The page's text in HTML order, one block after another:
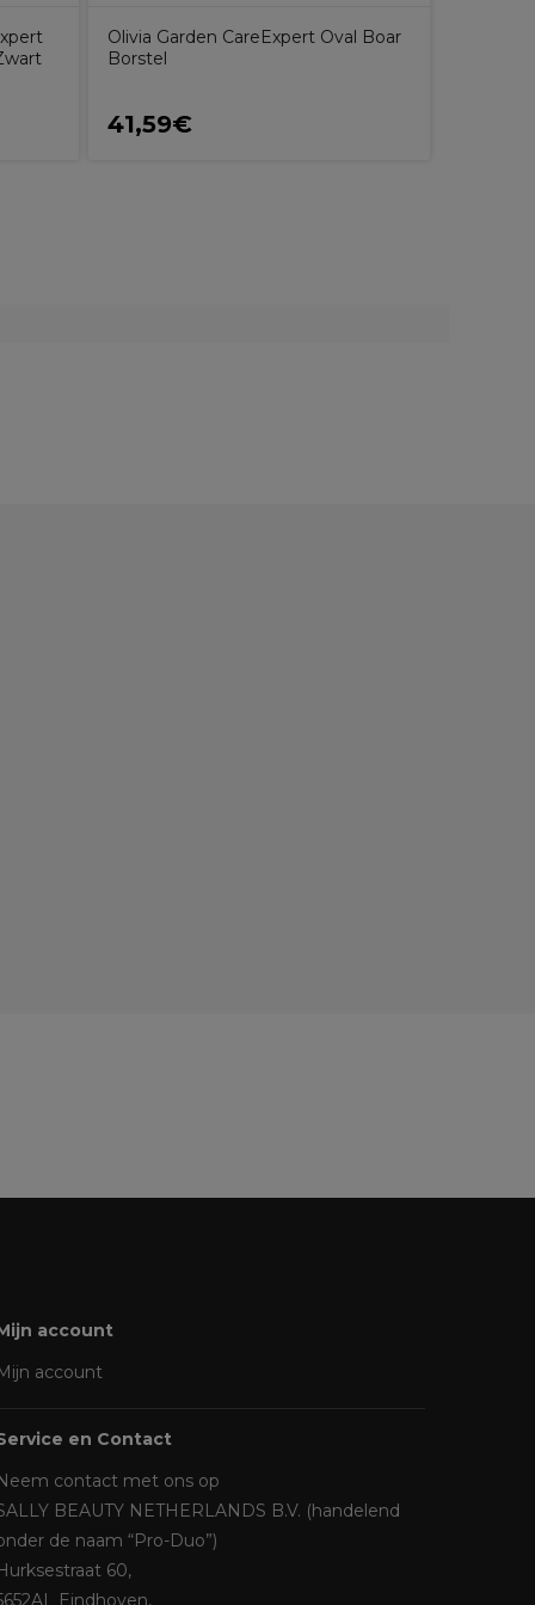
Olivia Garden CareExpert Oval Boar
Borstel
41,59€
account
account
en Contact
contact met ons op
BEAUTY NETHERLANDS B.V. (handelend
de naam “Pro-Duo”)
60,
Eindhoven,